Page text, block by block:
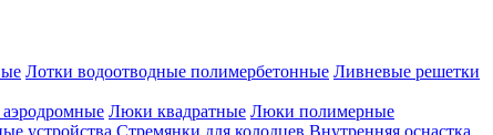
Лотки водоотводные полимербетонные Ливневые решетки
Люки квадратные Люки полимерные
устройства Стремянки для колодцев Внутренняя оснастка